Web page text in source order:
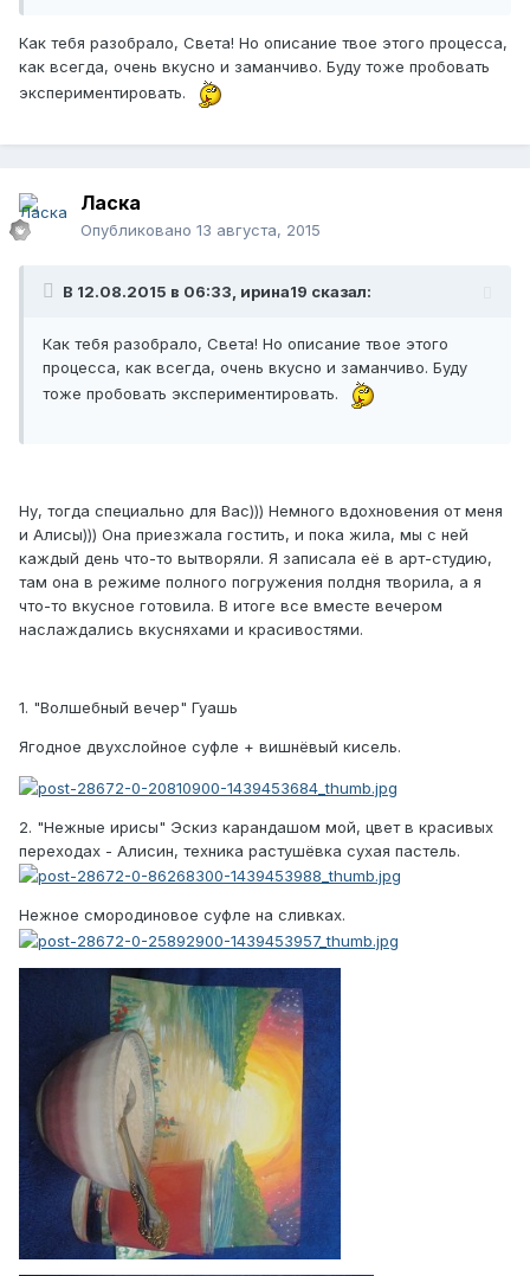
Как тебя разобрало, Света! Но описание твое этого процесса,
как всегда, очень вкусно и заманчиво. Буду тоже пробовать
экспериментировать.
Ласка
Опубликовано 13 августа, 2015
В 12.08.2015 в 06:33, ирина19 сказал:
Как тебя разобрало, Света! Но описание твое этого
процесса, как всегда, очень вкусно и заманчиво. Буду
тоже пробовать экспериментировать.
Ну, тогда специально для Вас))) Немного вдохновения от меня
и Алисы))) Она приезжала гостить, и пока жила, мы с ней
каждый день что-то вытворяли. Я записала её в арт-студию,
там она в режиме полного погружения полдня творила, а я
что-то вкусное готовила. В итоге все вместе вечером
наслаждались вкусняхами и красивостями.
1. "Волшебный вечер" Гуашь
Ягодное двухслойное суфле + вишнёвый кисель.
2. "Нежные ирисы" Эскиз карандашом мой, цвет в красивых
переходах - Алисин, техника растушёвка сухая пастель.
Нежное смородиновое суфле на сливках.